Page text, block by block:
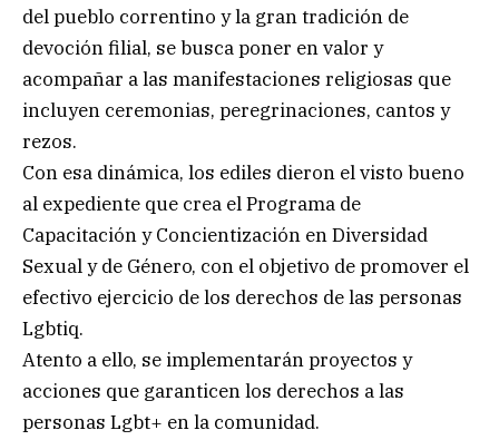
del pueblo correntino y la gran tradición de
devoción filial, se busca poner en valor y
acompañar a las manifestaciones religiosas que
incluyen ceremonias, peregrinaciones, cantos y
rezos.
Con esa dinámica, los ediles dieron el visto bueno
al expediente que crea el Programa de
Capacitación y Concientización en Diversidad
Sexual y de Género, con el objetivo de promover el
efectivo ejercicio de los derechos de las personas
Lgbtiq.
Atento a ello, se implementarán proyectos y
acciones que garanticen los derechos a las
personas Lgbt+ en la comunidad.